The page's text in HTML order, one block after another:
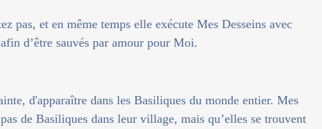
pas, et en même temps elle exécute Mes Desseins avec
d’être sauvés par amour pour Moi.
d'apparaître dans les Basiliques du monde entier. Mes
de Basiliques dans leur village, mais qu’elles se trouvent